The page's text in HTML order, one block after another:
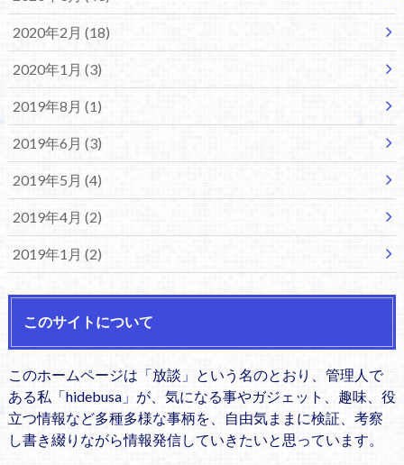
2020年2月 (18)
2020年1月 (3)
2019年8月 (1)
2019年6月 (3)
2019年5月 (4)
2019年4月 (2)
2019年1月 (2)
このサイトについて
このホームページは「放談」という名のとおり、管理人で
ある私「hidebusa」が、気になる事やガジェット、趣味、役
立つ情報など多種多様な事柄を、自由気ままに検証、考察
し書き綴りながら情報発信していきたいと思っています。